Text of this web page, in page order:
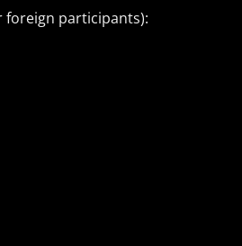
foreign participants):